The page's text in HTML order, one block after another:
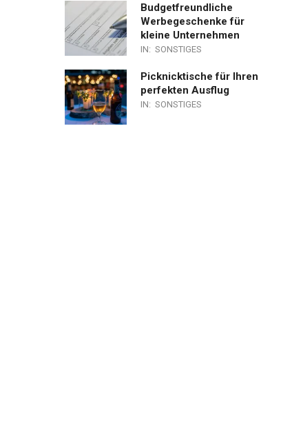
Budgetfreundliche
Werbegeschenke für
kleine Unternehmen
IN: SONSTIGES
Picknicktische für Ihren
perfekten Ausflug
IN: SONSTIGES